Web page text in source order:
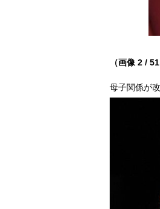
（画像 2 / 51
母子関係が